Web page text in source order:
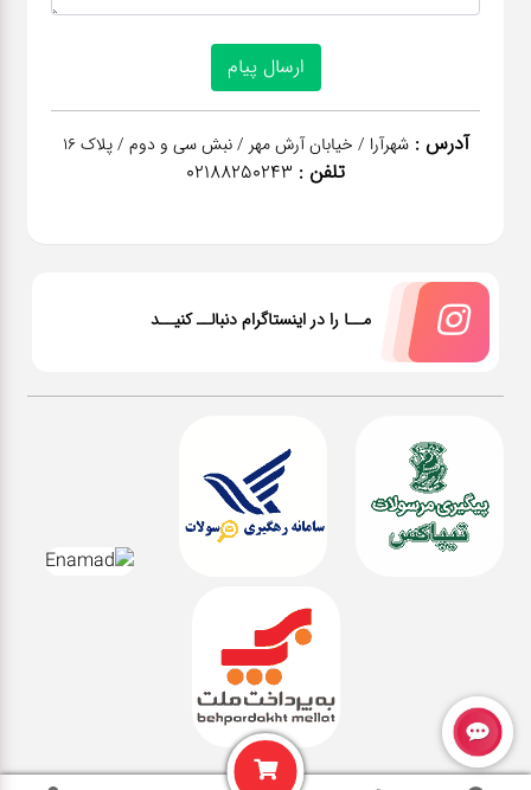
آدرس : شهرآرا / خیابان آرش مهر / نبش سی و دوم / پلاک 16
تلفن : 02188250243
مــا را در اینستاگرام دنبالــ کنیــد